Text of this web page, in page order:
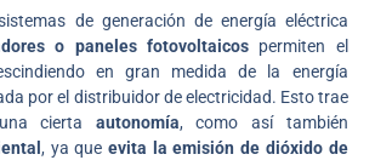
de generación de energía eléctrica
o paneles fotovoltaicospermiten el
en gran medida de la energía
por el distribuidor de electricidad. Esto trae
cierta autonomía, como así también
, ya queevita la emisión de dióxido de